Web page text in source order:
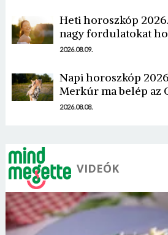
Heti horoszkóp
nagy fordulatokat
2026.08.09.
Napi horoszkóp
Merkúr ma belép az
2026.08.08.
VIDEÓK
Borsonline
E-mail cím vagy felhasználónév
Jelszó